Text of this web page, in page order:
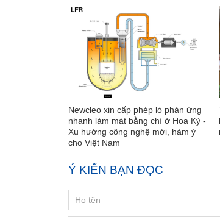
Newcleo xin cấp phép lò phản ứng
nhanh làm mát bằng chì ở Hoa Kỳ -
Xu hướng công nghệ mới, hàm ý
cho Việt Nam
Ý KIẾN BẠN ĐỌC